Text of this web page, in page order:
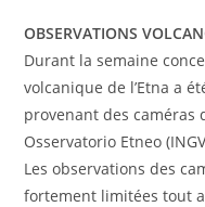
OBSERVATIONS
Durant la semaine
volcanique de l’Etna a
provenant des caméras
Osservatorio Etneo
Les observations des
fortement limitées tout